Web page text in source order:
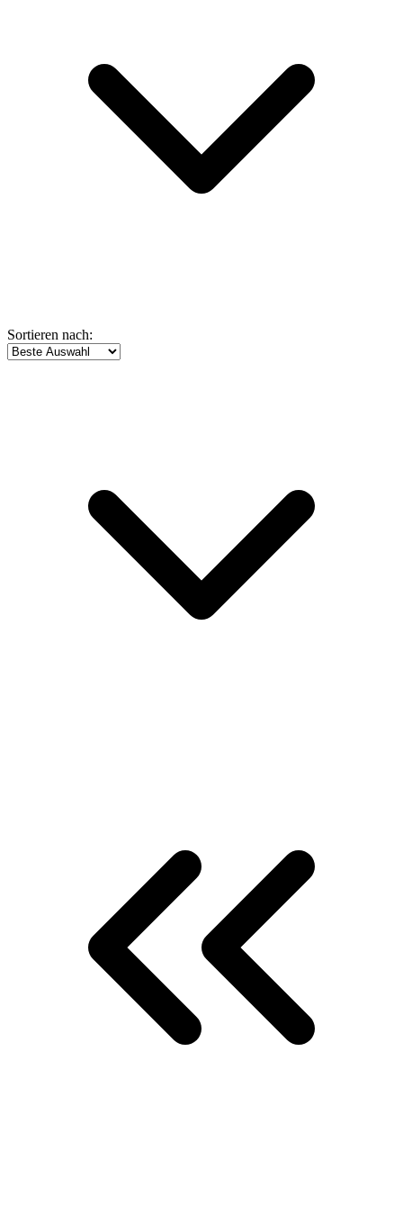
Sortieren nach: